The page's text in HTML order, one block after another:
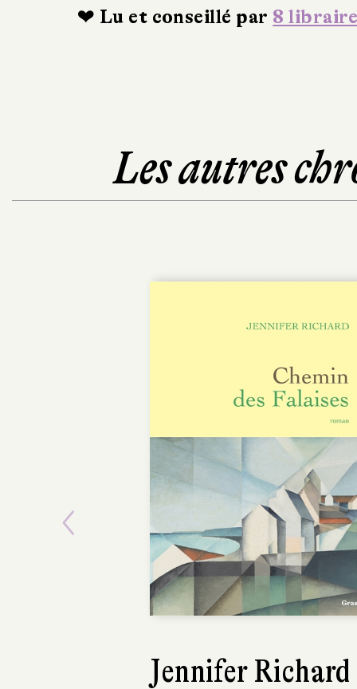
❤ Lu et conseillé par 8
Les autres
Jennifer Richard
Lars Kepler
Previous